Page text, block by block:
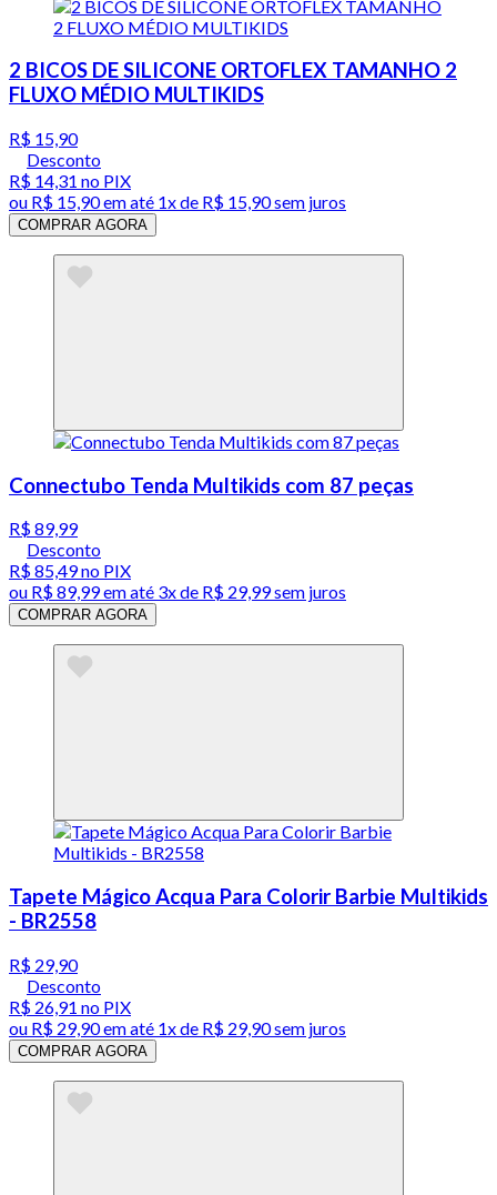
2 BICOS DE SILICONE ORTOFLEX TAMANHO 2
FLUXO MÉDIO MULTIKIDS
R$ 15,90
Desconto
R$ 14,31 no PIX
ou R$ 15,90em até 1x de R$ 15,90sem juros
COMPRAR AGORA
Connectubo Tenda Multikids com 87 peças
R$ 89,99
Desconto
R$ 85,49no PIX
ou R$ 89,99em até 3x de R$ 29,99 sem juros
COMPRAR AGORA
Tapete Mágico Acqua Para Colorir Barbie Multikids
- BR2558
R$ 29,90
Desconto
R$ 26,91 no PIX
ou R$ 29,90em até 1x de R$ 29,90sem juros
COMPRAR AGORA